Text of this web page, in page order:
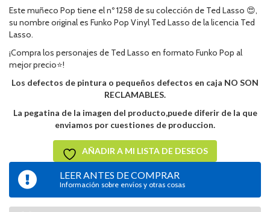
Este muñeco Pop tiene el nº 1258 de su colección de Ted Lasso 😍,
su nombre original es Funko Pop Vinyl Ted Lasso de la licencia Ted
Lasso.
¡Compra los personajes de Ted Lasso en formato Funko Pop al
mejor precio⭐!
Los defectos de pintura o pequeños defectos en caja NO SON
RECLAMABLES.
La pegatina de la imagen del producto,puede diferir de la que
enviamos por cuestiones de produccion.
AÑADIR A MI LISTA DE DESEOS
LEER ANTES DE COMPRAR
Información sobre envíos y otras cosas